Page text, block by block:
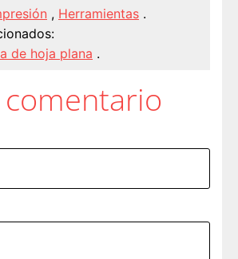
, Herramientas .
de hoja plana .